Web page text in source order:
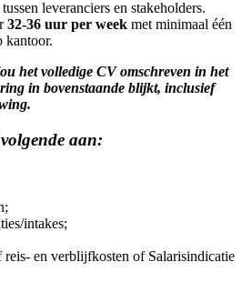
leveranciers en stakeholders.
32-36 uur per week met minimaal één
kantoor.
het volledige CV omschreven in het
in bovenstaande blijkt, inclusief
aan:
intakes;
en verblijfkosten of Salarisindicatie